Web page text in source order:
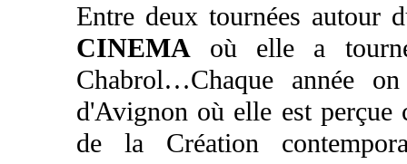
Entre deux tournées autour
CINEMA où elle a
Chabrol…Chaque année
d'Avignon où elle est perçue
de la Création